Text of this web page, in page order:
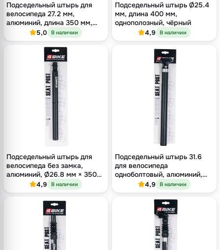
Подседельный штырь для
велосипеда 27.2 мм,
алюминий, длина 350 мм,
без замка, чёрный
5,0 В наличии
Подседельный штырь Ø25.4
мм, длина 400 мм,
однополозный, чёрный
4,9 В наличии
Подседельный штырь для
велосипеда без замка,
алюминий, Ø26.8 мм × 350
мм, чёрный
4,9 В наличии
Подседельный штырь 31.6
для велосипеда
одноболтовый, алюминий,
длина 400 мм, оффсет 16 мм
4,9 В наличии